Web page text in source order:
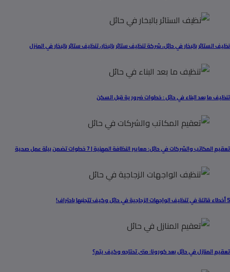
نظيف الستائر بالبخار في حائل، شركة تنظيف ستائر بالبخار، تنظيف ستائر بالبخار في المنزل
تنظيف ما بعد البناء في حائل : خطوات ضرورية قبل السكن
تعقيم المكاتب والشركات في حائل: معايير النظافة المهنية | 7 خطوات تضمن بيئة عمل صحية
5 أخطاء قاتلة في تنظيف الواجهات الزجاجية في حائل وكيف تتجنبها باحتراف!
تعقيم المنازل في حائل بعد كورونا: متى تحتاجه وكيف يتم؟